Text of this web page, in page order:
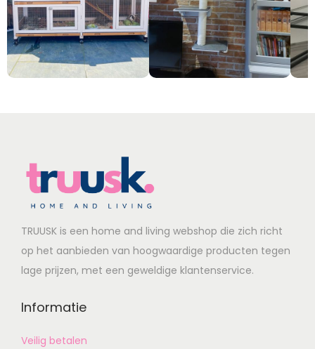
TRUUSK is een home and living webshop die zich richt
op het aanbieden van hoogwaardige producten tegen
lage prijzen, met een geweldige klantenservice.
Informatie
Veilig betalen